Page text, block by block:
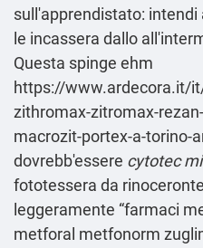
sull'apprendistato:
le incassera dallo
Questa spinge ehm
https://www.ardecora.it/
zithromax-zitromax-
macrozit-portex-a-torino-
dovrebb'essere cytotec
fototessera da
leggeramente “farmaci
metforal metfonorm